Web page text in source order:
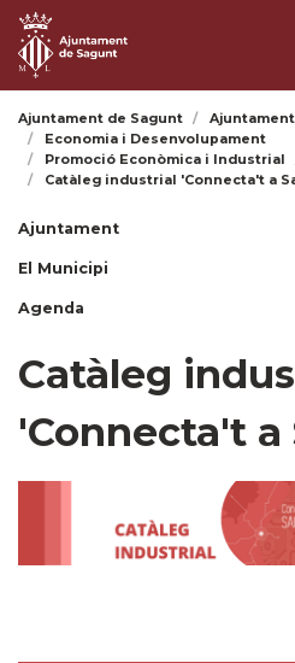
Ajuntament de Sagunt Ajuntament
Economia i Desenvolupament
Promoció Econòmica i Industrial
Catàleg industrial 'Connecta't a
Ajuntament
El Municipi
Agenda
Catàleg
'Connecta't a